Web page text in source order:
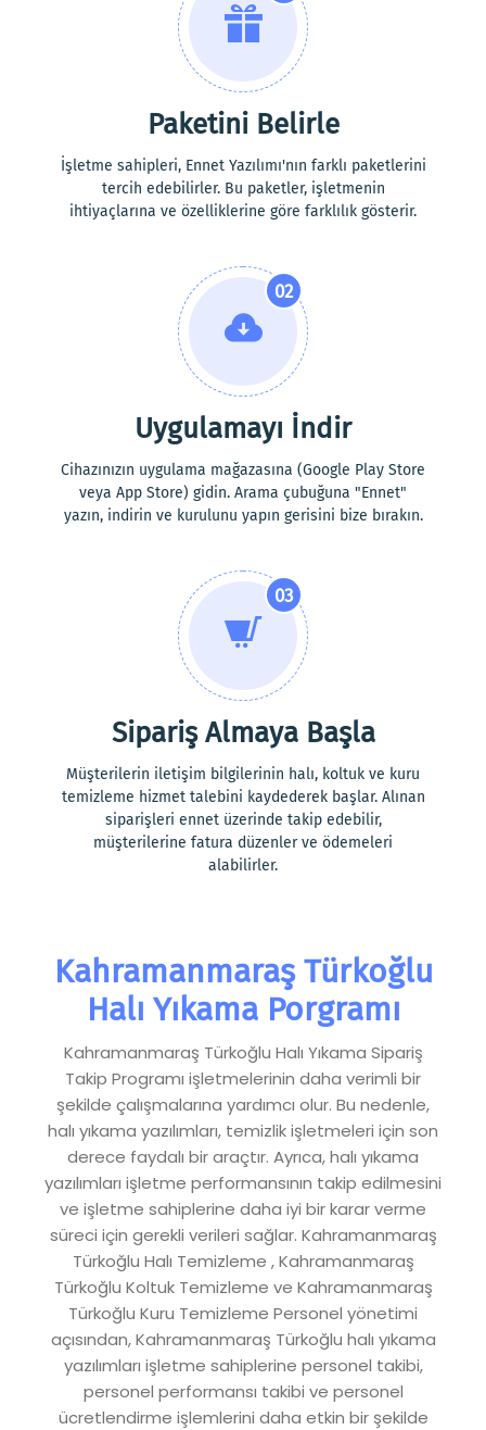
Paketini Belirle
İşletme sahipleri, Ennet Yazılımı'nın farklı paketlerini
tercih edebilirler. Bu paketler, işletmenin
ihtiyaçlarına ve özelliklerine göre farklılık gösterir.
02
Uygulamayı İndir
Cihazınızın uygulama mağazasına (Google Play Store
veya App Store) gidin. Arama çubuğuna "Ennet"
yazın, indirin ve kurulunu yapın gerisini bize bırakın.
03
Sipariş Almaya Başla
Müşterilerin iletişim bilgilerinin halı, koltuk ve kuru
temizleme hizmet talebini kaydederek başlar. Alınan
siparişleri ennet üzerinde takip edebilir,
müşterilerine fatura düzenler ve ödemeleri
alabilirler.
Kahramanmaraş Türkoğlu
Halı Yıkama Porgramı
Kahramanmaraş Türkoğlu Halı Yıkama Sipariş
Takip Programı işletmelerinin daha verimli bir
şekilde çalışmalarına yardımcı olur. Bu nedenle,
halı yıkama yazılımları, temizlik işletmeleri için son
derece faydalı bir araçtır. Ayrıca, halı yıkama
yazılımları işletme performansının takip edilmesini
ve işletme sahiplerine daha iyi bir karar verme
süreci için gerekli verileri sağlar. Kahramanmaraş
Türkoğlu Halı Temizleme , Kahramanmaraş
Türkoğlu Koltuk Temizleme ve Kahramanmaraş
Türkoğlu Kuru Temizleme Personel yönetimi
açısından, Kahramanmaraş Türkoğlu halı yıkama
yazılımları işletme sahiplerine personel takibi,
personel performansı takibi ve personel
ücretlendirme işlemlerini daha etkin bir şekilde